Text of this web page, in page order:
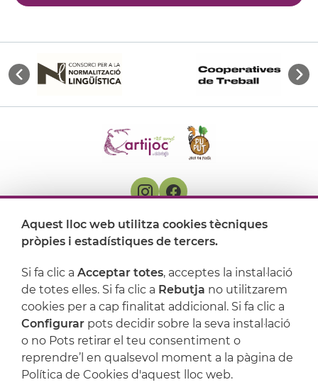
On ens trobem
Suport
Aquest lloc web utilitza cookies tècniques
pròpies i estadístiques de tercers.
Si fa clic a Acceptar totes, acceptes la instal·lació
de totes elles. Si fa clic a Rebutja no utilitzarem
cookies per a cap finalitat addicional. Si fa clic a
Configurar pots decidir sobre la seva instal·lació
o no Pots retirar el teu consentiment o
reprendre’l en qualsevol moment a la pàgina de
Política de Cookies d'aquest lloc web.